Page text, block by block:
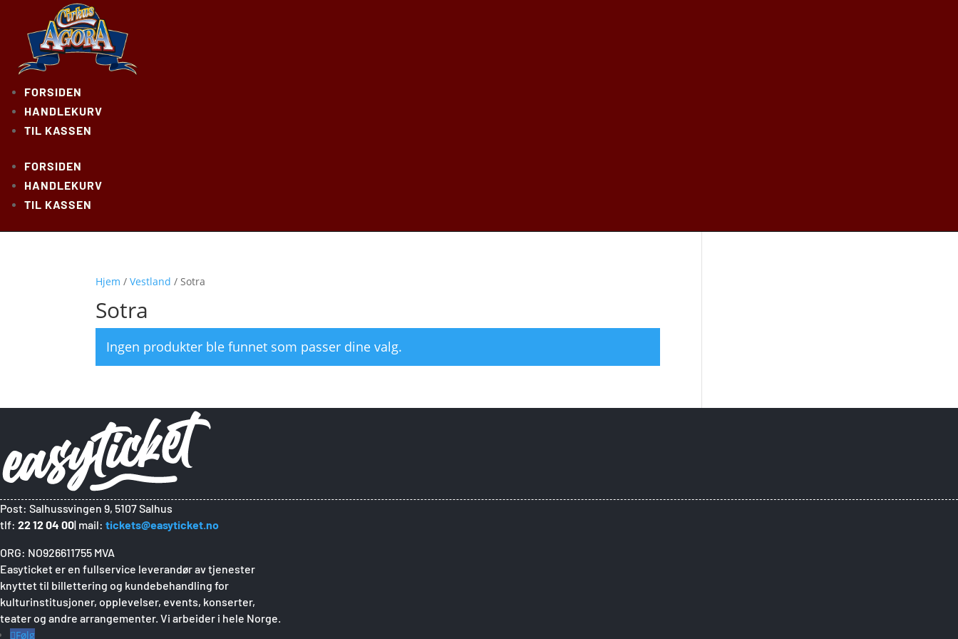
FORSIDEN
HANDLEKURV
TIL KASSEN
FORSIDEN
HANDLEKURV
TIL KASSEN
Hjem /Vestland / Sotra
Sotra
Ingen produkter ble funnet som passer dine valg.
Post: Salhussvingen 9, 5107 Salhus
tlf: 22 12 04 00| mail: tickets@easyticket.no
ORG: NO926611755 MVA
Easyticket er en fullservice leverandør av tjenester
knyttet til billettering og kundebehandling for
kulturinstitusjoner, opplevelser, events, konserter,
teater og andre arrangementer. Vi arbeider i hele Norge.
Følg